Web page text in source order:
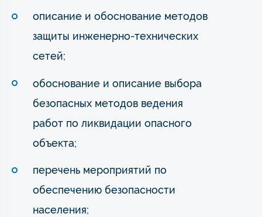
описание и обоснование методов
защиты инженерно-технических
сетей;
обоснование и описание выбора
безопасных методов ведения
работ по ликвидации опасного
объекта;
перечень мероприятий по
обеспечению безопасности
населения;